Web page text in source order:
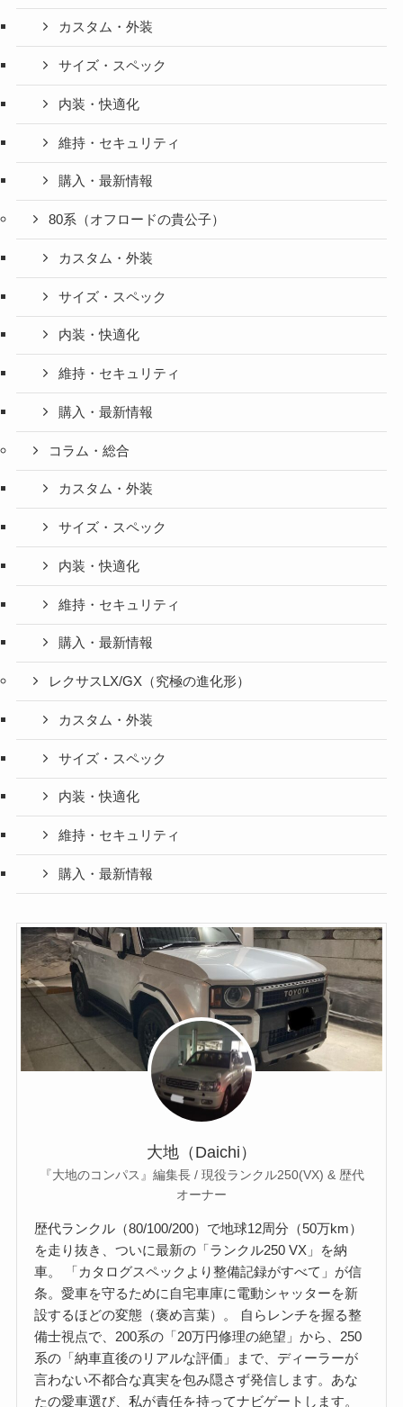
カスタム・外装
サイズ・スペック
内装・快適化
維持・セキュリティ
購入・最新情報
80系（オフロードの貴公子）
カスタム・外装
サイズ・スペック
内装・快適化
維持・セキュリティ
購入・最新情報
コラム・総合
カスタム・外装
サイズ・スペック
内装・快適化
維持・セキュリティ
購入・最新情報
レクサスLX/GX（究極の進化形）
カスタム・外装
サイズ・スペック
内装・快適化
維持・セキュリティ
購入・最新情報
大地（Daichi）
『大地のコンパス』編集長 / 現役ランクル250(VX) & 歴代
オーナー
歴代ランクル（80/100/200）で地球12周分（50万km）
を走り抜き、ついに最新の「ランクル250 VX」を納
車。 「カタログスペックより整備記録がすべて」が信
条。愛車を守るために自宅車庫に電動シャッターを新
設するほどの変態（褒め言葉）。 自らレンチを握る整
備士視点で、200系の「20万円修理の絶望」から、250
系の「納車直後のリアルな評価」まで、ディーラーが
言わない不都合な真実を包み隠さず発信します。あな
たの愛車選び、私が責任を持ってナビゲートします。